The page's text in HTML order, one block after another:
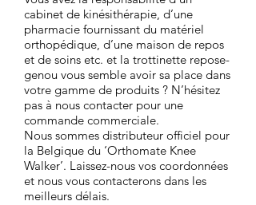
cabinet de kinésithérapie, d’une
pharmacie fournissant du matériel
orthopédique, d’une maison de repos
et de soins etc. et la trottinette repose-
genou vous semble avoir sa place dans
votre gamme de produits ? N’hésitez
pas à nous contacter pour une
commande commerciale.
Nous sommes distributeur officiel pour
la Belgique du ‘Orthomate Knee
Walker’. Laissez-nous vos coordonnées
et nous vous contacterons dans les
meilleurs délais.